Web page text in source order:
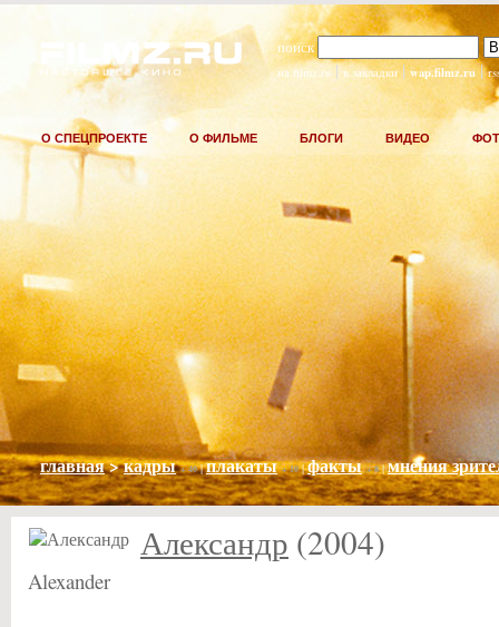
поиск
на filmz.ru|в закладки|wap.filmz.ru|
О СПЕЦПРОЕКТЕ О ФИЛЬМЕ БЛОГИ ВИДЕО
главная>кадры + 40|плакаты + 10|факты + 8|мнения
Александр (2004)
Alexander